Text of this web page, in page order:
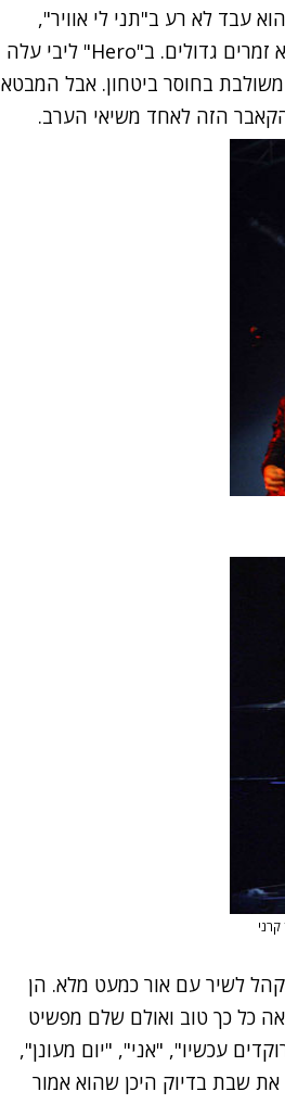
עבד לא רע ב"תני לי אוויר",
הלהיט הגדול של ליבי. "להיות" עבד פחות טוב, כי שניהם לא זמרים גדולים. ב"Hero" ליבי עלה
בחוסר ביטחון. אבל המבטא
הזה לאחד משיאי הערב.
לשיר עם אור כמעט מלא. הן
כל כך טוב ואולם שלם מפשיט
עכשיו", "אני", "יום מעונן",
שבת בדיוק היכן שהוא אמור